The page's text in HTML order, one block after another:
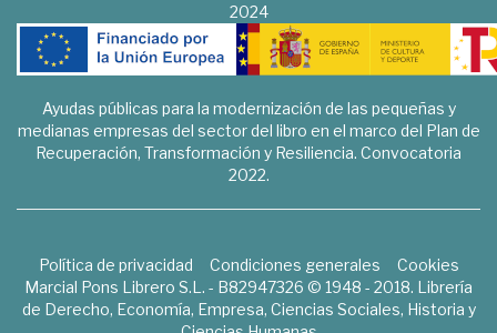
2024
Ayudas públicas para la modernización de las pequeñas y
medianas empresas del sector del libro en el marco del Plan de
Recuperación, Transformación y Resiliencia. Convocatoria
2022.
Política de privacidad Condiciones generales
Cookies
Marcial Pons Librero S.L. - B82947326 © 1948 - 2018. Librería
de Derecho, Economía, Empresa, Ciencias Sociales, Historia y